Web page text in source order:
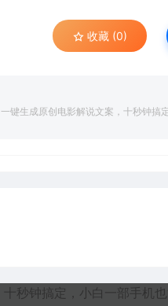
收藏 (0)
一键生成原创电影解说文案，十秒钟